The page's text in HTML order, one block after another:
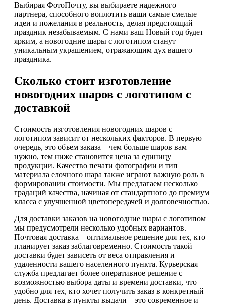
Выбирая ФотоПочту, вы выбираете надежного
партнера, способного воплотить ваши самые смелые
идеи и пожелания в реальность, делая предстоящий
праздник незабываемым. С нами ваш Новый год будет
ярким, а новогодние шары с логотипом станут
уникальным украшением, отражающим дух вашего
праздника.
Сколько стоит изготовление
новогодних шаров с логотипом с
доставкой
Стоимость изготовления новогодних шаров с
логотипом зависит от нескольких факторов. В первую
очередь, это объем заказа – чем больше шаров вам
нужно, тем ниже становится цена за единицу
продукции. Качество печати фотографии и тип
материала елочного шара также играют важную роль в
формировании стоимости. Мы предлагаем несколько
градаций качества, начиная от стандартного до премиум
класса с улучшенной цветопередачей и долговечностью.
Для доставки заказов на новогодние шары с логотипом
мы предусмотрели несколько удобных вариантов.
Почтовая доставка – оптимальное решение для тех, кто
планирует заказ заблаговременно. Стоимость такой
доставки будет зависеть от веса отправления и
удаленности вашего населенного пункта. Курьерская
служба предлагает более оперативное решение с
возможностью выбора даты и времени доставки, что
удобно для тех, кто хочет получить заказ в конкретный
день. Доставка в пункты выдачи – это современное и